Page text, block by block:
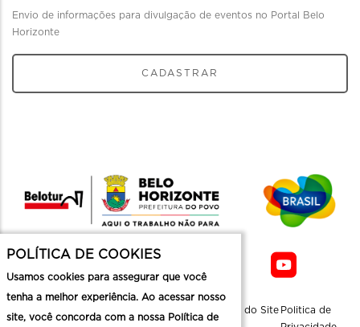
Envio de informações para divulgação de eventos no Portal Belo
Horizonte
CADASTRAR
Mapa do Site Politica de
POLÍTICA DE COOKIES
Usamos cookies para assegurar que você
tenha a melhor experiência. Ao acessar nosso
site, você concorda com a nossa Política de